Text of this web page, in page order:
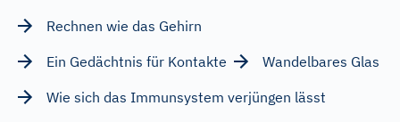
Rechnen wie das Gehirn
Ein Gedächtnis für Kontakte
Wandelbares Glas
Wie sich das Immunsystem verjüngen lässt